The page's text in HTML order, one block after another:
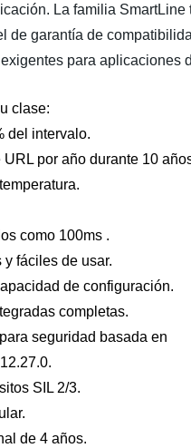
La familia
de garantía de
para aplicaciones
clase:
del intervalo.
por año durante 10
como 100ms .
fáciles de usar.
de configuración.
completas.
seguridad basada en
SIL 2/3.
de 4 años.